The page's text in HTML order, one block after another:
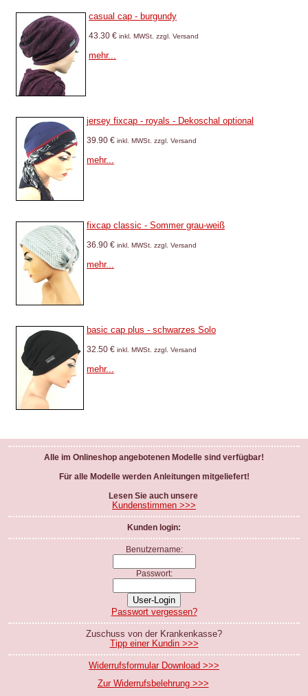
casual cap - burgundy
43.30 € inkl. MWSt. zzgl. Versand
mehr...
jersey fixcap - royals - Dekoschal optional
39.90 € inkl. MWSt. zzgl. Versand
mehr...
fixcap classic - Sommer grau-weiß
36.90 € inkl. MWSt. zzgl. Versand
mehr...
basic cap plus - schwarzes Solo
32.50 € inkl. MWSt. zzgl. Versand
mehr...
Alle im Onlineshop angebotenen Modelle sind verfügbar!
Für alle Modelle werden Anleitungen mitgeliefert!
Lesen Sie auch unsere
Kundenstimmen >>>
Kunden login:
Benutzername:
Passwort:
Passwort vergessen?
Zuschuss von der Krankenkasse?
Tipp einer Kundin >>>
Widerrufsformular Download >>>
Zur Widerrufsbelehrung >>>